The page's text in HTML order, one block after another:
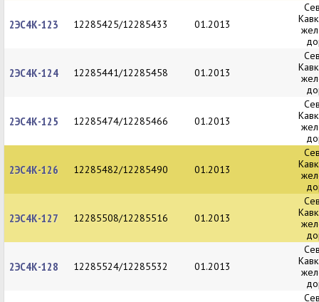
2ЭС4К-123 12285425/12285433 01.2013
2ЭС4К-124 12285441/12285458 01.2013
2ЭС4К-125 12285474/12285466 01.2013
2ЭС4К-126 12285482/12285490 01.2013
2ЭС4К-127 12285508/12285516 01.2013
2ЭС4К-128 12285524/12285532 01.2013